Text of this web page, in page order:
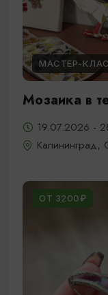
МАСТЕР-
Мозаика в
19.07.2026 -
Калининград,
ОТ 3200₽